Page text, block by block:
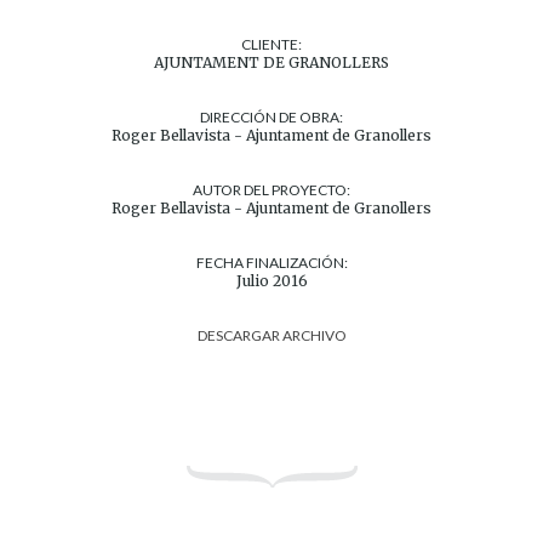
CLIENTE:
AJUNTAMENT DE GRANOLLERS
DIRECCIÓN DE OBRA:
Roger Bellavista - Ajuntament de Granollers
AUTOR DEL PROYECTO:
Roger Bellavista - Ajuntament de Granollers
FECHA FINALIZACIÓN:
Julio 2016
DESCARGAR ARCHIVO